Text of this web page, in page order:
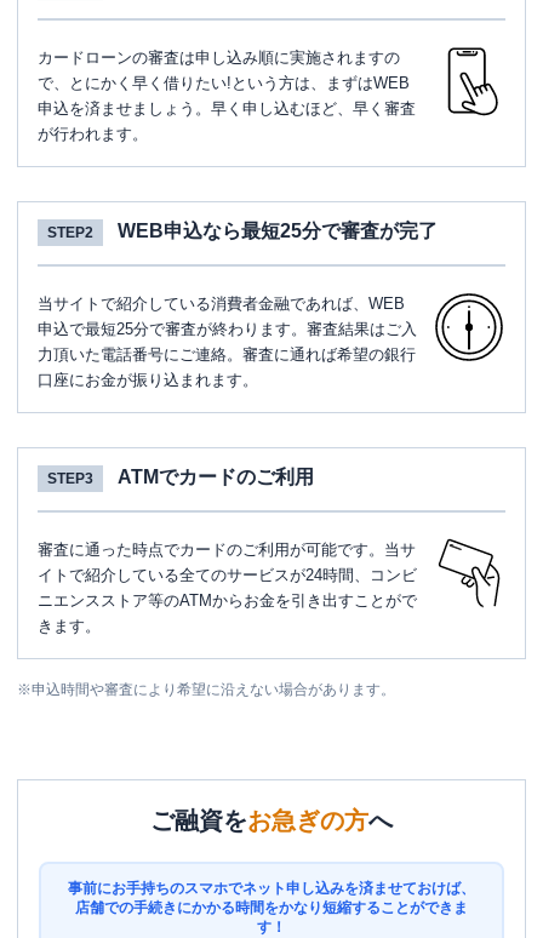
カードローンの審査は申し込み順に実施されますの
で、とにかく早く借りたい!という方は、まずはWEB
申込を済ませましょう。早く申し込むほど、早く審査
が行われます。
STEP2 WEB申込なら最短25分で審査が完了
当サイトで紹介している消費者金融であれば、WEB
申込で最短25分で審査が終わります。審査結果はご入
力頂いた電話番号にご連絡。審査に通れば希望の銀行
口座にお金が振り込まれます。
STEP3 ATMでカードのご利用
審査に通った時点でカードのご利用が可能です。当サ
イトで紹介している全てのサービスが24時間、コンビ
ニエンスストア等のATMからお金を引き出すことがで
きます。
※申込時間や審査により希望に沿えない場合があります。
ご融資をお急ぎの方へ
事前にお手持ちのスマホでネット申し込みを済ませておけば、
店舗での手続きにかかる時間をかなり短縮することができま
す！